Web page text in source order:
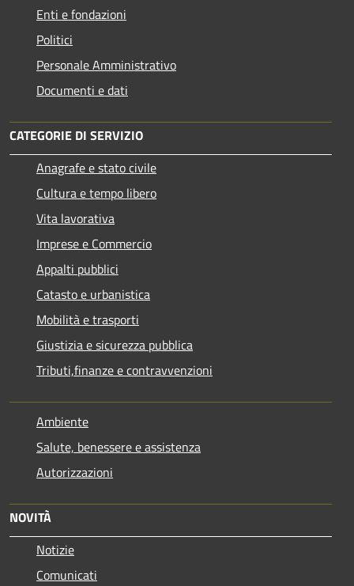
Enti e fondazioni
Politici
Personale Amministrativo
Documenti e dati
CATEGORIE DI SERVIZIO
Anagrafe e stato civile
Cultura e tempo libero
Vita lavorativa
Imprese e Commercio
Appalti pubblici
Catasto e urbanistica
Mobilità e trasporti
Giustizia e sicurezza pubblica
Tributi,finanze e contravvenzioni
Ambiente
Salute, benessere e assistenza
Autorizzazioni
NOVITÀ
Notizie
Comunicati